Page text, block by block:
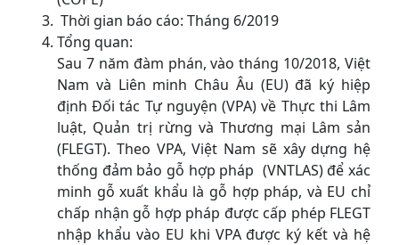
Thời gian báo cáo: Tháng 6/2019
Tổng quan:
Sau 7 năm đàm phán, vào tháng 10/2018, Việt
Nam và Liên minh Châu Âu (EU) đã ký hiệp
định Đối tác Tự nguyện (VPA) về Thực thi Lâm
luật, Quản trị rừng và Thương mại Lâm sản
(FLEGT). Theo VPA, Việt Nam sẽ xây dựng hệ
thống đảm bảo gỗ hợp pháp (VNTLAS) để xác
minh gỗ xuất khẩu là gỗ hợp pháp, và EU chỉ
chấp nhận gỗ hợp pháp được cấp phép FLEGT
nhập khẩu vào EU khi VPA được ký kết và hệ